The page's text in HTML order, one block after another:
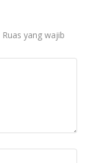
Ruas yang wajib